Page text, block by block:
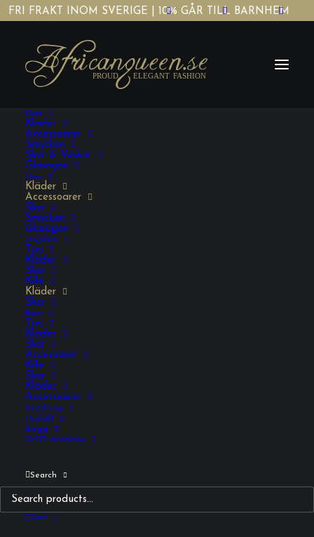
FRI FRAKT INOM SVERIGE | 10% GÅR TILL BARNHEM
Dam
Kläder
Accessoarer
Smycken
Skor & Väskor
Glasögon
Herr
Kläder
Accessoarer
Skor
Smycken
Glasögon
Ungdom
Tjej
Kläder
Skor
Kille
Kläder
Skor
Barn
Tjej
Kläder
Skor
Accesoarer
Kille
Skor
Kläder
Accessoarer
Inredning
Hushåll
Blogg
DrGD Academy
Search
Cart